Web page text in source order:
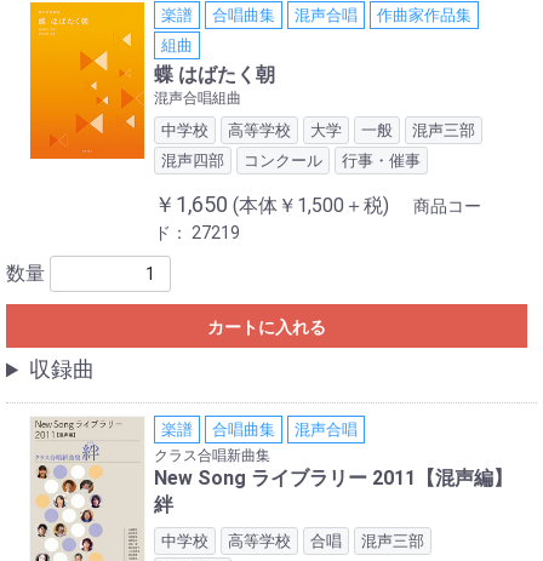
楽譜 合唱曲集 混声合唱
作曲家作品集
組曲
蝶 はばたく朝
混声合唱組曲
中学校 高等学校 大学 一般
混声三部
混声四部
コンクール 行事・催事
￥1,650 (本体￥1,500＋税)
商品コー
ド：27219
数量
カートに入れる
収録曲
楽譜 合唱曲集 混声合唱
クラス合唱新曲集
New Song ライブラリー 2011【混声編】
絆
中学校 高等学校 合唱
混声三部